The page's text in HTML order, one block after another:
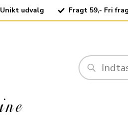
Unikt udvalg Fragt 59,- Fri